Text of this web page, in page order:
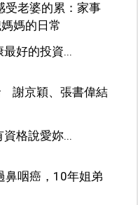
受老婆的累：家事
媽的日常
好的投資...
謝京穎、張書偉結
格說愛妳...
鼻咽癌，10年姐弟